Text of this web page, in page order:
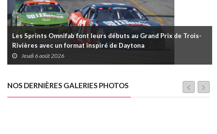
Les Sprints Omnifab font leurs débuts au Grand Prix de Trois-
Rivières avec un format inspiré de Daytona
Jeudi 6 août 2026
NOS DERNIÈRES GALERIES PHOTOS